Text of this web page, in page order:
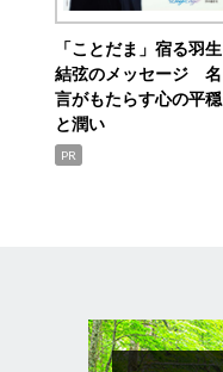
「ことだま」宿る羽生
結弦のメッセージ 名
言がもたらす心の平穏
と潤い
PR